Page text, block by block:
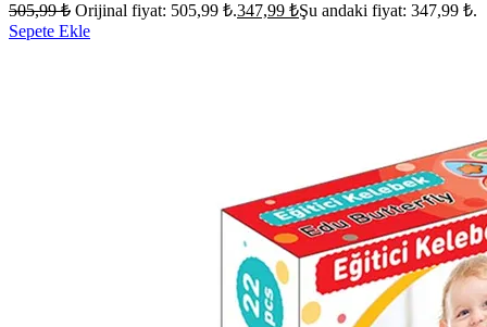
505,99₺ Orijinal fiyat: 505,99 ₺.347,99 ₺Şu andaki fiyat: 347,99 ₺.
Sepete Ekle